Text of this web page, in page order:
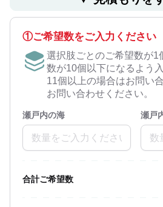
①ご希望数をご入力ください
選択肢ごとのご希望数が1
数が10個以下になるよう
11個以上の場合はお問い
お問い合わせください。
瀬戸内の海 瀬戸
合計ご希望数